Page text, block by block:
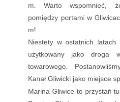
m. Warto wspomnieć,
pomiędzy portami w
m!
Niestety w ostatnich latach
użytkowany jako droga
towarowego.
Kanał Gliwicki jako miejsce
Marina Gliwice to przystań